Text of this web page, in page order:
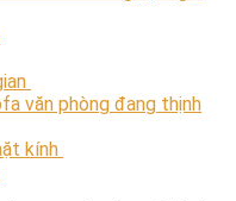
văn phòng đang thịnh
kính